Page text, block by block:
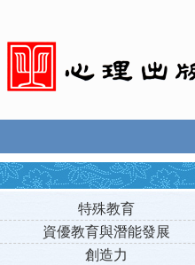
特殊教育
資優教育與潛能發展
創造力